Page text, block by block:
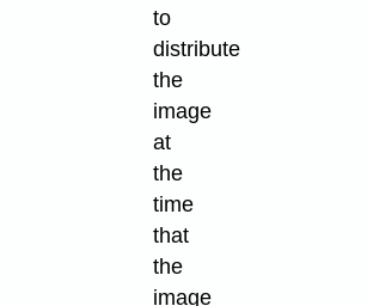
to
distribute
the
image
at
the
time
that
the
image